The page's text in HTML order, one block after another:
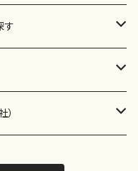
す